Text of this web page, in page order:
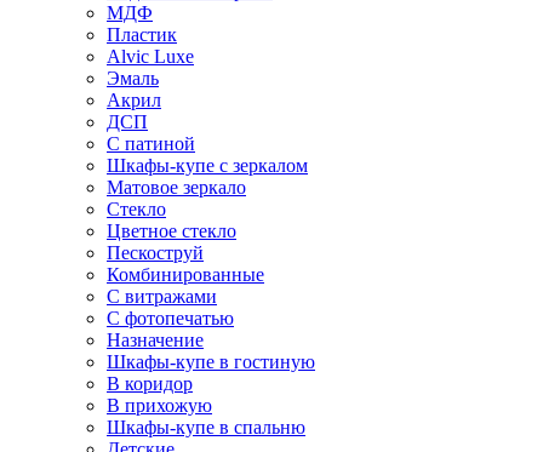
МДФ
Пластик
Alvic Luxe
Эмаль
Акрил
ДСП
С патиной
Шкафы-купе с зеркалом
Матовое зеркало
Стекло
Цветное стекло
Пескоструй
Комбинированные
С витражами
С фотопечатью
Назначение
Шкафы-купе в гостиную
В коридор
В прихожую
Шкафы-купе в спальню